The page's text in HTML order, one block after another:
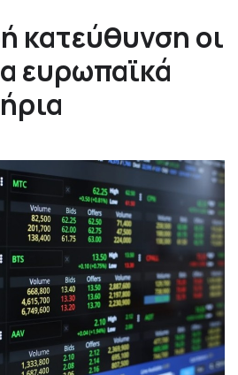
κατεύθυνση οι
ευρωπαϊκά